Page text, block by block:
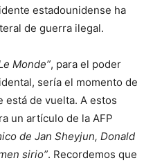
estadounidense ha
de guerra ilegal.
Monde”, para el poder
sería el momento de
está de vuelta. A estos
un artículo de la AFP
de Jan Sheyjun, Donald
sirio”. Recordemos que